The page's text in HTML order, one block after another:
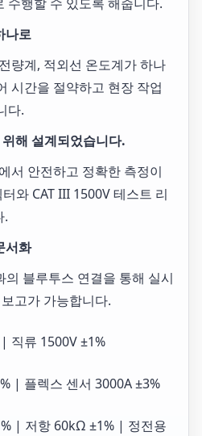
나로
량계, 적외선 온도계가 하나
시간을 절약하고 현장 작업
다.
해 설계되었습니다.
서 안전하고 정확한 측정이
와 CAT III 1500V 테스트 리
.
서화
의 블루투스 연결을 통해 실시
고가 가능합니다.
직류 1500V ±1%
| 플렉스 센서 3000A ±3%
| 저항 60kΩ ±1% | 정전용